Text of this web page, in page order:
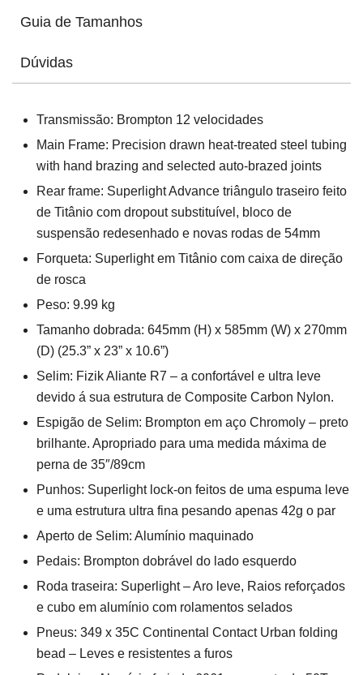
Guia de Tamanhos
Dúvidas
Transmissão: Brompton 12 velocidades
Main Frame: Precision drawn heat-treated steel tubing
with hand brazing and selected auto-brazed joints
Rear frame: Superlight Advance triângulo traseiro feito
de Titânio com dropout substituível, bloco de
suspensão redesenhado e novas rodas de 54mm
Forqueta: Superlight em Titânio com caixa de direção
de rosca
Peso: 9.99 kg
Tamanho dobrada: 645mm (H) x 585mm (W) x 270mm
(D) (25.3” x 23” x 10.6”)
Selim: Fizik Aliante R7 – a confortável e ultra leve
devido á sua estrutura de Composite Carbon Nylon.
Espigão de Selim: Brompton em aço Chromoly – preto
brilhante. Apropriado para uma medida máxima de
perna de 35″/89cm
Punhos: Superlight lock-on feitos de uma espuma leve
e uma estrutura ultra fina pesando apenas 42g o par
Aperto de Selim: Alumínio maquinado
Pedais: Brompton dobrável do lado esquerdo
Roda traseira: Superlight – Aro leve, Raios reforçados
e cubo em alumínio com rolamentos selados
Pneus: 349 x 35C Continental Contact Urban folding
bead – Leves e resistentes a furos